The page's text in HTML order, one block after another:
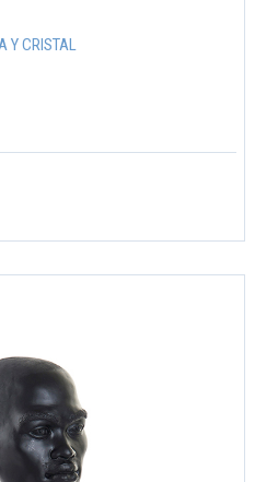
Y CRISTAL